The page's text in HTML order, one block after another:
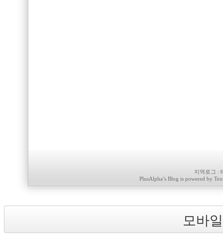
지역로그 :
PlusAlpha’s Blog is powered by
모바